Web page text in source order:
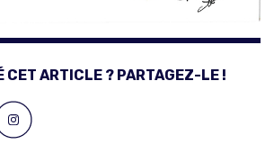
CET ARTICLE ? PARTAGEZ-LE !